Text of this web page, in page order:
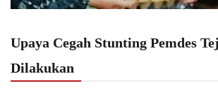
Upaya Cegah Stunting Pemdes
Dilakukan